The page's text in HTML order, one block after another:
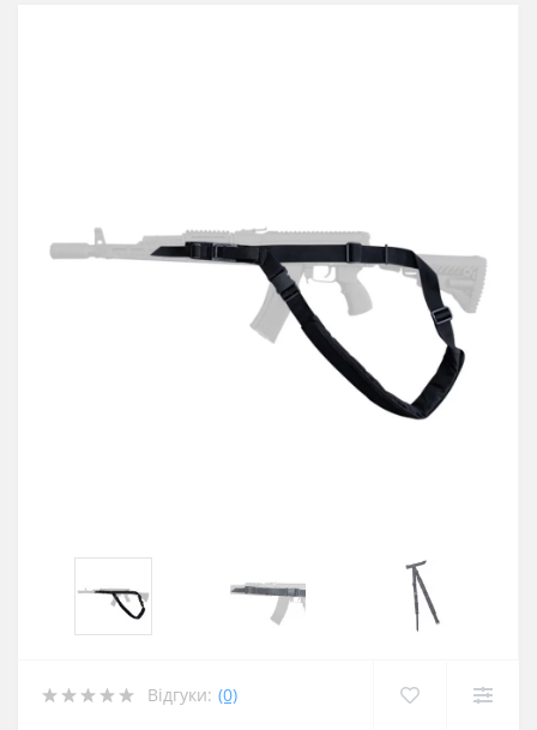
Відгуки: (0)